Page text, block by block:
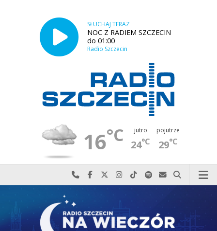
SŁUCHAJ TERAZ
NOC Z RADIEM SZCZECIN
do 01:00
Radio Szczecin
16°C jutro
24°C
pojutrze
29°C
Najlepiej po prostu do nas zadzwoń
Odwiedź nas na Facebook-u
Odwiedź nas na X
Odwiedź nas na Instagram-ie
Odwiedź nas na TikTok-u
Szukaj nas na Spotify
Wyślij do nas
Szukaj